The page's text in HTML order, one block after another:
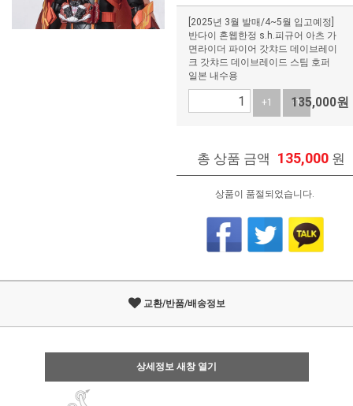
[2025년 3월 발매/4~5월 입고예정]
반다이 혼웹한정 s.h.피규어 아츠 가
면라이더 파이어 갓챠드 데이브레이
크 갓챠드 데이브레이드 스팀 호퍼
일본 내수용
+1 -1
135,000원
총 상품 금액 135,000 원
상품이 품절되었습니다.
교환/반품/배송정보
상세정보 새창 열기